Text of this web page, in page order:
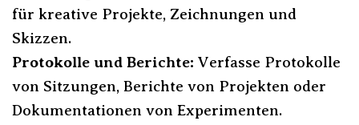
für kreative Projekte, Zeichnungen und
Skizzen.
Protokolle und Berichte: Verfasse Protokolle
von Sitzungen, Berichte von Projekten oder
Dokumentationen von Experimenten.